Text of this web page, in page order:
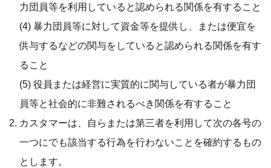
力団員等を利用していると認められる関係を有すること
(4) 暴力団員等に対して資金等を提供し、または便宜を
供与するなどの関与をしていると認められる関係を有す
ること
(5) 役員または経営に実質的に関与している者が暴力団
員等と社会的に非難されるべき関係を有すること
カスタマーは、自らまたは第三者を利用して次の各号の
一つにでも該当する行為を行わないことを確約するもの
とします。